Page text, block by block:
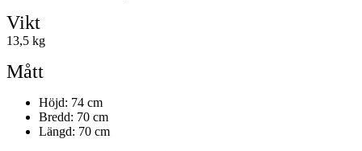
Vikt
13,5 kg
Mått
Höjd: 74 cm
Bredd: 70 cm
Längd: 70 cm